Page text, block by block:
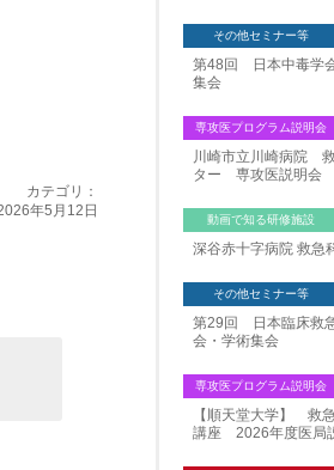
カテゴリ：
年5月12日
その他セミナー等
第48回 日本中毒学
集会
専攻医プログラム説明会
川崎市立川崎病院
ター 専攻医説明会
動画で知る研修施設
深谷赤十字病院 救急
その他セミナー等
第29回 日本臨床救
会・学術集会
専攻医プログラム説明会
【順天堂大学】 救
講座 2026年度医局